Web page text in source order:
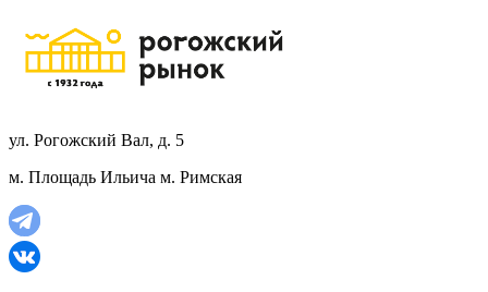
ул. Рогожский Вал, д. 5
м. Площадь Ильича м. Римская